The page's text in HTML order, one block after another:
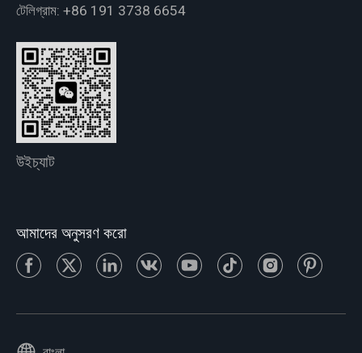
টেলিগ্রাম: +86 191 3738 6654
উইচ্যাট
আমাদের অনুসরণ করো